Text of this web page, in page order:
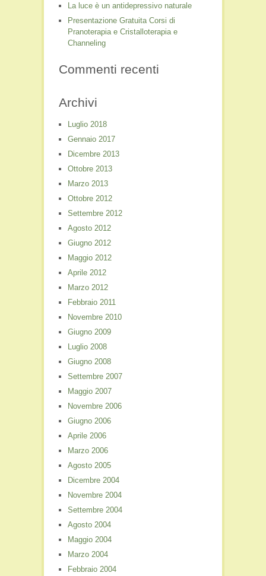
La luce è un antidepressivo naturale
Presentazione Gratuita Corsi di
Pranoterapia e Cristalloterapia e
Channeling
Commenti recenti
Archivi
Luglio 2018
Gennaio 2017
Dicembre 2013
Ottobre 2013
Marzo 2013
Ottobre 2012
Settembre 2012
Agosto 2012
Giugno 2012
Maggio 2012
Aprile 2012
Marzo 2012
Febbraio 2011
Novembre 2010
Giugno 2009
Luglio 2008
Giugno 2008
Settembre 2007
Maggio 2007
Novembre 2006
Giugno 2006
Aprile 2006
Marzo 2006
Agosto 2005
Dicembre 2004
Novembre 2004
Settembre 2004
Agosto 2004
Maggio 2004
Marzo 2004
Febbraio 2004